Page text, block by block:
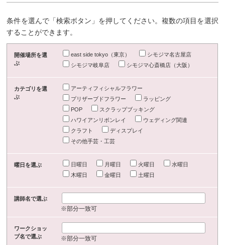
条件を選んで「検索ボタン」を押してください。複数の項目を選択
することができます。
開催場所を選
ぶ
east side tokyo（東京）
シモジマ名古屋店
シモジマ岐阜店
シモジマ心斎橋店（大阪）
カテゴリを選
ぶ
アーティフィシャルフラワー
プリザーブドフラワー
ラッピング
POP
スクラップブッキング
ハワイアンリボンレイ
ウェディング関連
クラフト
ディスプレイ
その他手芸・工芸
曜日を選ぶ 日曜日 月曜日 火曜日
水曜日
木曜日
金曜日 土曜日
講師名で選ぶ
※部分一致可
ワークショッ
プ名で選ぶ
※部分一致可